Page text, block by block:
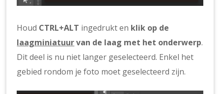
Houd CTRL+ALT ingedrukt en klik op de
laagminiatuurvan de laag met het onderwerp.
Dit deel is nu niet langer geselecteerd. Enkel het
gebied rondom je foto moet geselecteerd zijn.